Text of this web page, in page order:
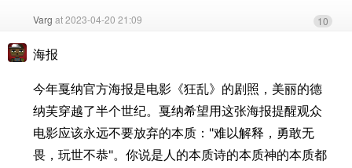
Varg at 2023-04-20 21:09 10
海报
今年戛纳官方海报是电影《狂乱》的剧照，美丽的德
纳芙穿越了半个世纪。戛纳希望用这张海报提醒观众
电影应该永远不要放弃的本质："难以解释，勇敢无
畏，玩世不恭"。你说是人的本质诗的本质神的本质都